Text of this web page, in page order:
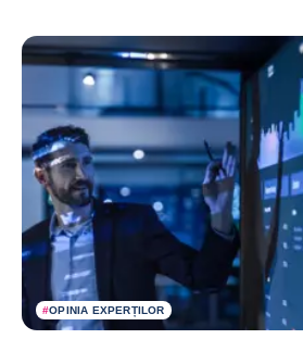
#OPINIA EXPERȚILOR